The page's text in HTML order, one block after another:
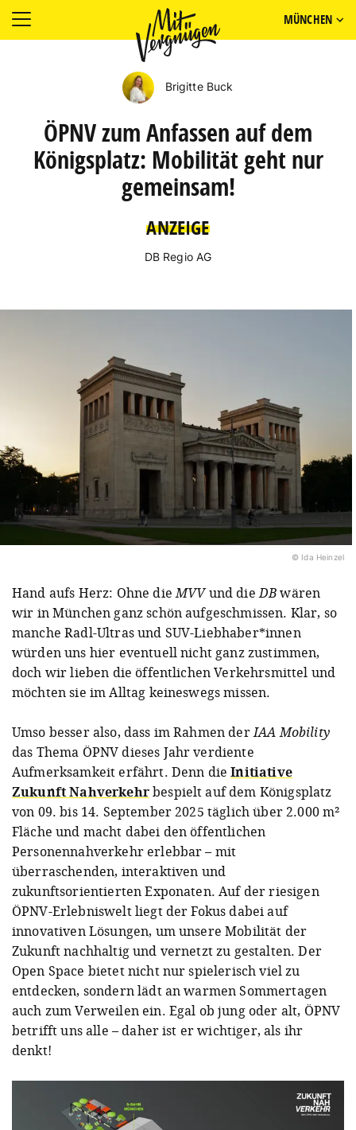
MÜNCHEN
Brigitte Buck
ÖPNV zum Anfassen auf dem
Königsplatz: Mobilität geht nur
gemeinsam!
ANZEIGE
DB Regio AG
© Ida Heinzel
Hand aufs Herz: Ohne dieMVVund dieDBwären
wir in München ganz schön aufgeschmissen. Klar, so
manche Radl-Ultras und SUV-Liebhaber*innen
würden uns hier eventuell nicht ganz zustimmen,
doch wir lieben die öffentlichen Verkehrsmittel und
möchten sie im Alltag keineswegs missen.
Umso besser also, dass im Rahmen derIAA Mobility
das Thema ÖPNV dieses Jahr verdiente
Aufmerksamkeit erfährt. Denn dieInitiative
Zukunft Nahverkehrbespielt auf dem Königsplatz
von 09. bis 14. September 2025 täglich über 2.000 m²
Fläche und macht dabei den öffentlichen
Personennahverkehr erlebbar – mit
überraschenden, interaktiven und
zukunftsorientierten Exponaten. Auf der riesigen
ÖPNV-Erlebniswelt liegt der Fokus dabei auf
innovativen Lösungen, um unsere Mobilität der
Zukunft nachhaltig und vernetzt zu gestalten. Der
Open Space bietet nicht nur spielerisch viel zu
entdecken, sondern lädt an warmen Sommertagen
auch zum Verweilen ein. Egal ob jung oder alt, ÖPNV
betrifft uns alle – daher ist er wichtiger, als ihr
denkt!